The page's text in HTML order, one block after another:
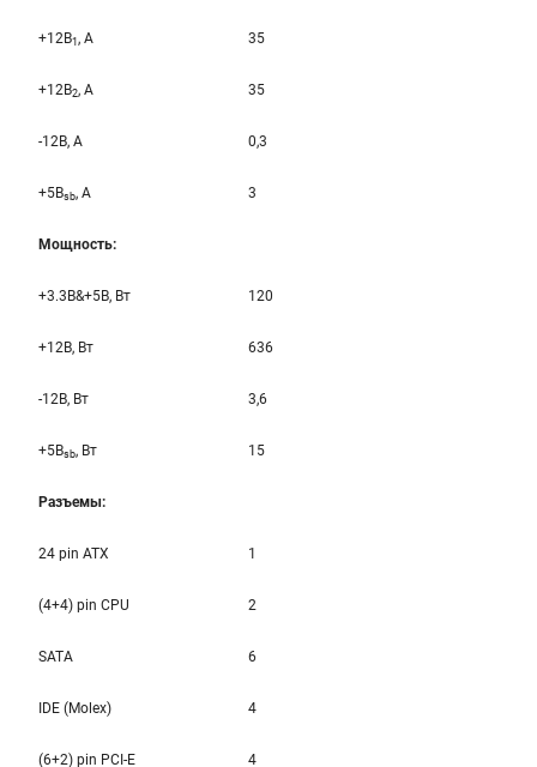
+12B1 , A 35
+12B2, A 35
-12B, A 0,3
+5Bsb, A 3
Мощность:
+3.3B&+5B, Вт 120
+12B, Вт 636
-12B, Вт 3,6
+5Bsb, Вт 15
Разъемы:
24 pin ATX 1
(4+4) pin CPU 2
SATA 6
IDE (Molex) 4
(6+2) pin PCI-E 4